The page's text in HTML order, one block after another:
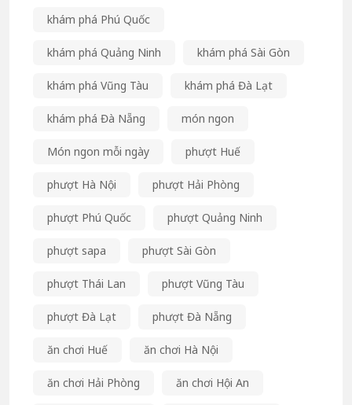
khám phá Phú Quốc
khám phá Quảng Ninh khám phá Sài Gòn
khám phá Vũng Tàu khám phá Đà Lạt
khám phá Đà Nẵng món ngon
Món ngon mỗi ngày phượt Huế
phượt Hà Nội phượt Hải Phòng
phượt Phú Quốc phượt Quảng Ninh
phượt sapa phượt Sài Gòn
phượt Thái Lan phượt Vũng Tàu
phượt Đà Lạt phượt Đà Nẵng
ăn chơi Huế ăn chơi Hà Nội
ăn chơi Hải Phòng ăn chơi Hội An